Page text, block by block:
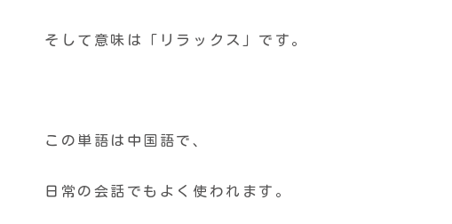
そして意味は「リラックス」です。
この単語は中国語で、
日常の会話でもよく使われます。